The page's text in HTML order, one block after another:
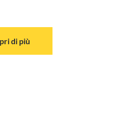
di più